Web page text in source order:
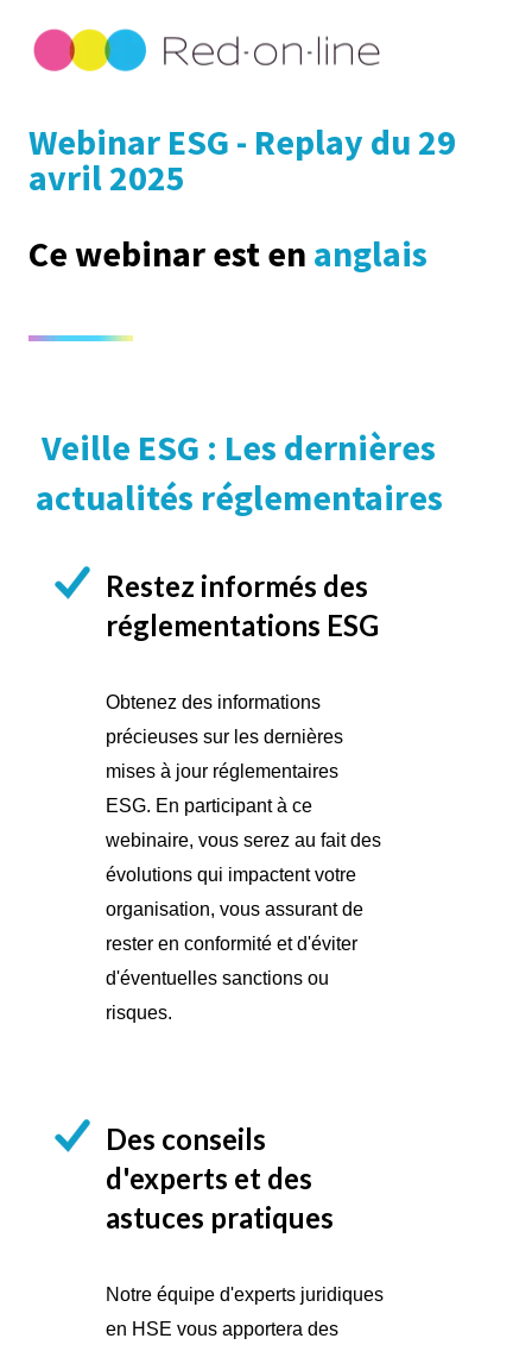
Webinar ESG - Replay du 29
avril 2025
Ce webinar est en anglais
Veille ESG : Les dernières
actualités réglementaires
Restez informés des
réglementations ESG
Obtenez des informations
précieuses sur les dernières
mises à jour réglementaires
ESG. En participant à ce
webinaire, vous serez au fait des
évolutions qui impactent votre
organisation, vous assurant de
rester en conformité et d'éviter
d'éventuelles sanctions ou
risques.
Des conseils
d'experts et des
astuces pratiques
Notre équipe d'experts juridiques
en HSE vous apportera des